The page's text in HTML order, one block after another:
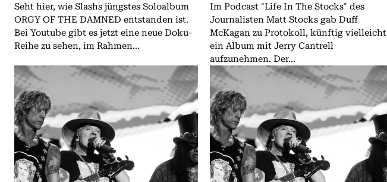
Seht hier, wie Slashs jüngstes Soloalbum
ORGY OF THE DAMNED entstanden ist.
Bei Youtube gibt es jetzt eine neue Doku-
Reihe zu sehen, im Rahmen...
Im Podcast "Life In The Stocks" des
Journalisten Matt Stocks gab Duff
McKagan zu Protokoll, künftig vielleicht
ein Album mit Jerry Cantrell
aufzunehmen. Der...